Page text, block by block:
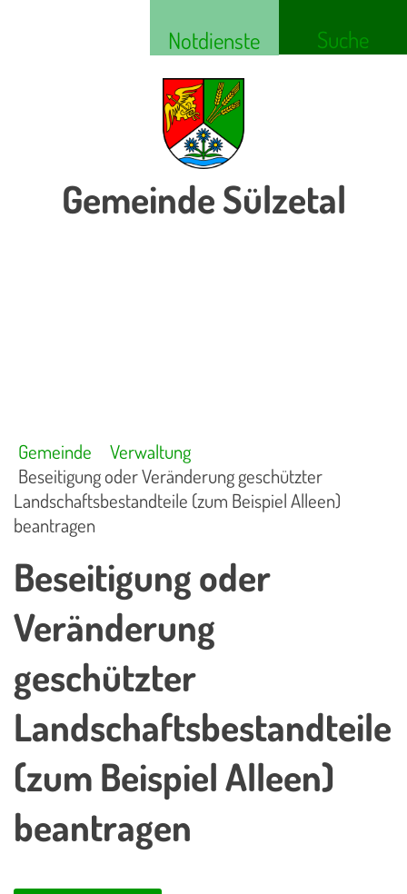
Notdienste Suche
Gemeinde Sülzetal
Gemeinde
Verwaltung
Beseitigung oder Veränderung geschützter
Landschaftsbestandteile (zum Beispiel Alleen)
beantragen
Beseitigung oder
Veränderung
geschützter
Landschaftsbestandteile
(zum Beispiel Alleen)
beantragen